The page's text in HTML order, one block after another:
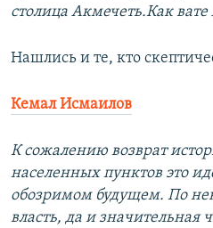
столица Акмечеть.Как вате
Нашлись и те, кто
Кемал Исмаилов
К сожалению возврат
населенных пунктов это
обозримом будущем. По
власть, да и значительная